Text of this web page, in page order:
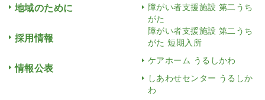
地域のために
採用情報
情報公表
障がい者支援施設 第二うち
がた
障がい者支援施設 第二うち
がた 短期入所
ケアホーム うるしかわ
しあわせセンター うるしか
わ